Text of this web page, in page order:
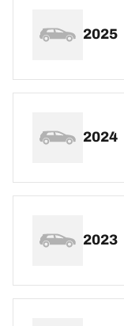
2025
2024
2023